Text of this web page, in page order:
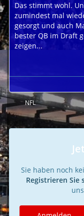
Das stimmt wohl.
zumindest mal
gesorgt und auch
bester QB im Draft
zeigen...
NFL
Sie haben noch
Registrieren Sie